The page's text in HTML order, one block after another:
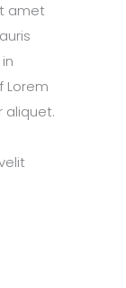
amet
Lorem
aliquet.